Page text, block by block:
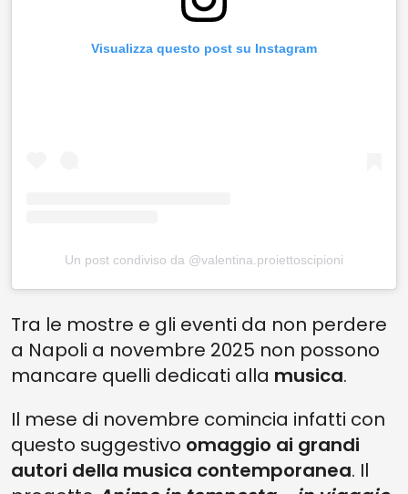
Visualizza questo post su Instagram
Un post condiviso da @valentina.proiettoscipioni
Tra le mostre e gli eventi da non perdere
a Napoli a novembre 2025 non possono
mancare quelli dedicati alla musica.
Il mese di novembre comincia infatti con
questo suggestivo omaggio ai grandi
autori della musica contemporanea. Il